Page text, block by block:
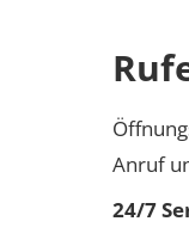
Anruf
24/7